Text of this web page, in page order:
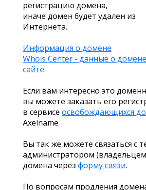
регистрацию домена,
иначе домен будет удален из
Интернета.
Информация о домене
Whois Center - данные о
сайте
Если вам интересно это
вы можете заказать его
в сервисе освобождающихся
Axelname.
Вы так же можете связаться с
администратором
домена через форму связи.
По вопросам продления